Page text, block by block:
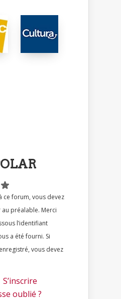
préalable. Merci
l’identifiant
Si
vous devez
S’inscrire
oublié ?